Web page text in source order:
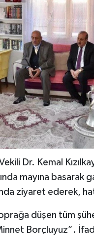
Dr. Kemal
mayına basarak
ziyaret ederek,
düşen tüm
Borçluyuz”.